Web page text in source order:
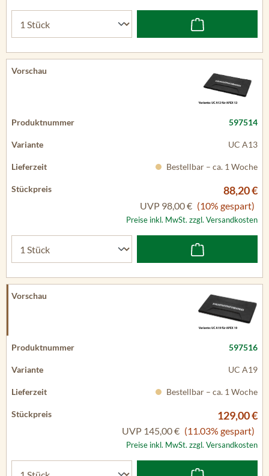
597514
UC A13
Bestellbar – ca. 1 Woche
88,20 €
UVP 98,00 € (10% gespart)
Preise inkl. MwSt. zzgl. Versandkosten
597516
UC A19
Bestellbar – ca. 1 Woche
129,00 €
UVP 145,00 € (11.03% gespart)
Preise inkl. MwSt. zzgl. Versandkosten